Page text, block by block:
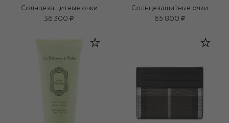
Солнцезащитные очки
36 300 ₽
Солнцезащитные очки
65 800 ₽